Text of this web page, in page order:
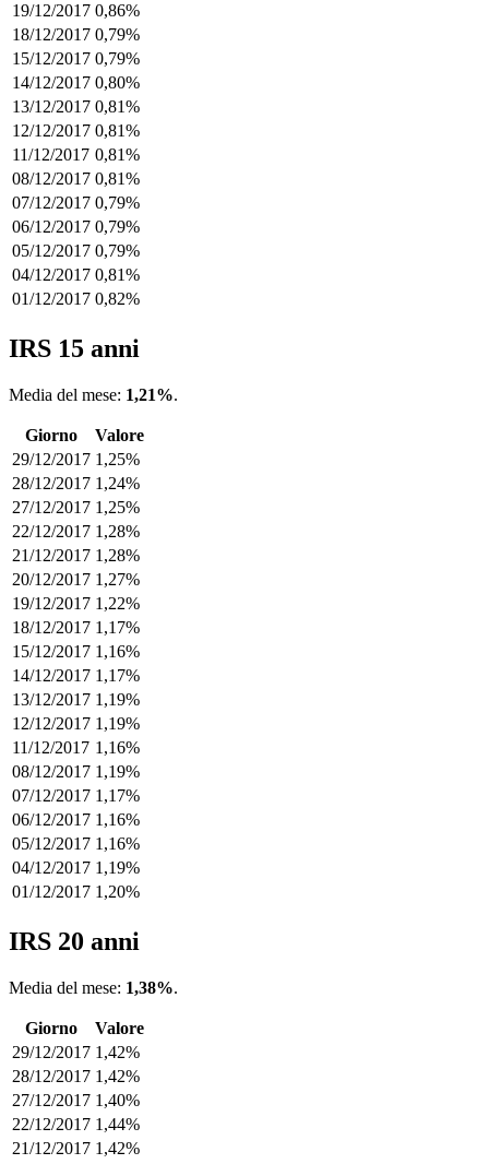
19/12/2017 0,86%
18/12/2017 0,79%
15/12/2017 0,79%
14/12/2017 0,80%
13/12/2017 0,81%
12/12/2017 0,81%
11/12/2017 0,81%
08/12/2017 0,81%
07/12/2017 0,79%
06/12/2017 0,79%
05/12/2017 0,79%
04/12/2017 0,81%
01/12/2017 0,82%
IRS 15 anni
Media del mese: 1,21%.
Giorno
Valore
29/12/2017 1,25%
28/12/2017 1,24%
27/12/2017 1,25%
22/12/2017 1,28%
21/12/2017 1,28%
20/12/2017 1,27%
19/12/2017 1,22%
18/12/2017 1,17%
15/12/2017 1,16%
14/12/2017 1,17%
13/12/2017 1,19%
12/12/2017 1,19%
11/12/2017 1,16%
08/12/2017 1,19%
07/12/2017 1,17%
06/12/2017 1,16%
05/12/2017 1,16%
04/12/2017 1,19%
01/12/2017 1,20%
IRS 20 anni
Media del mese: 1,38%.
Giorno
Valore
29/12/2017 1,42%
28/12/2017 1,42%
27/12/2017 1,40%
22/12/2017 1,44%
21/12/2017 1,42%